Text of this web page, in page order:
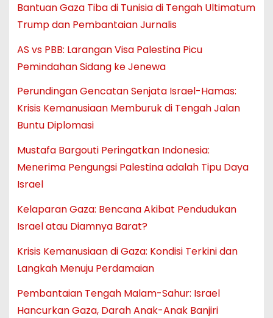
Bantuan Gaza Tiba di Tunisia di Tengah Ultimatum
Trump dan Pembantaian Jurnalis
AS vs PBB: Larangan Visa Palestina Picu
Pemindahan Sidang ke Jenewa
Perundingan Gencatan Senjata Israel-Hamas:
Krisis Kemanusiaan Memburuk di Tengah Jalan
Buntu Diplomasi
Mustafa Bargouti Peringatkan Indonesia:
Menerima Pengungsi Palestina adalah Tipu Daya
Israel
Kelaparan Gaza: Bencana Akibat Pendudukan
Israel atau Diamnya Barat?
Krisis Kemanusiaan di Gaza: Kondisi Terkini dan
Langkah Menuju Perdamaian
Pembantaian Tengah Malam-Sahur: Israel
Hancurkan Gaza, Darah Anak-Anak Banjiri